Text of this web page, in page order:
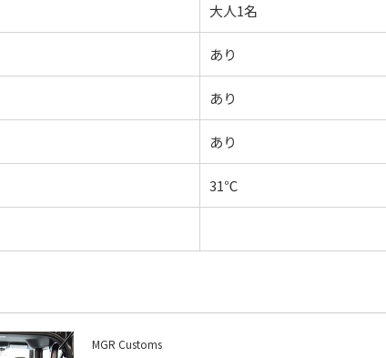
大人1名
あり
あり
あり
31℃
MGR Customs